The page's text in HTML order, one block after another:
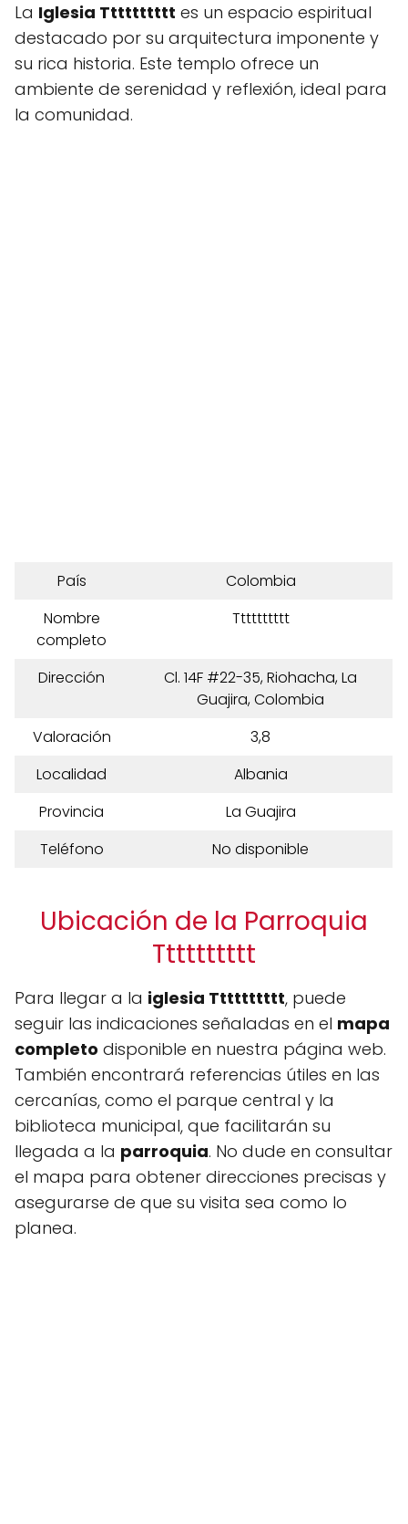
La Iglesia Tttttttttt es un espacio espiritual
destacado por su arquitectura imponente y
su rica historia. Este templo ofrece un
ambiente de serenidad y reflexión, ideal para
la comunidad.
País
Colombia
Nombre
completo
Tttttttttt
Dirección
Cl. 14F #22-35, Riohacha, La
Guajira, Colombia
Valoración
3,8
Localidad
Albania
Provincia
La Guajira
Teléfono
No disponible
Ubicación de la Parroquia
Tttttttttt
Para llegar a la iglesia Tttttttttt, puede
seguir las indicaciones señaladas en el mapa
completo disponible en nuestra página web.
También encontrará referencias útiles en las
cercanías, como el parque central y la
biblioteca municipal, que facilitarán su
llegada a la parroquia. No dude en consultar
el mapa para obtener direcciones precisas y
asegurarse de que su visita sea como lo
planea.